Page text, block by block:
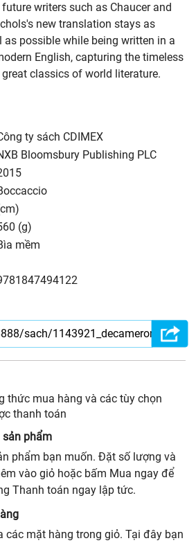
writers such as Chaucer and
new translation stays as
possible while being written in a
English, capturing the timeless
classics of world literature.
ty sách CDIMEX
Bloomsbury Publishing PLC
(g)
mềm
thức mua hàng và các tùy chọn
thanh toán
sản phẩm
phẩm bạn muốn. Đặt số lượng và
vào giỏ hoặc bấm Mua ngay để
Thanh toán ngay lập tức.
các mặt hàng trong giỏ. Tại đây bạn